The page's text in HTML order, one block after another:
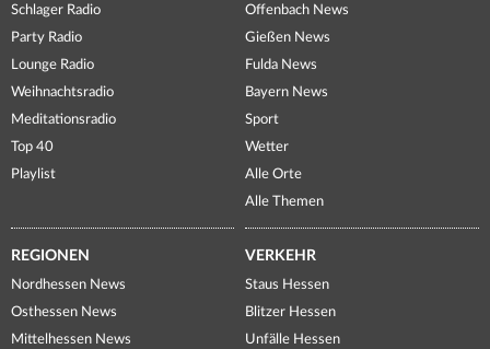
Schlager Radio
Party Radio
Lounge Radio
Weihnachtsradio
Meditationsradio
Top 40
Playlist
Offenbach News
Gießen News
Fulda News
Bayern News
Sport
Wetter
Alle Orte
Alle Themen
REGIONEN
Nordhessen News
Osthessen News
Mittelhessen News
VERKEHR
Staus Hessen
Blitzer Hessen
Unfälle Hessen